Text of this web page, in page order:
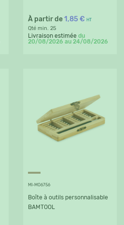
À partir de1,85 € HT
Qté min. 25
Livraison estimée du
20/08/2026 au 24/08/2026
MI-MO6756
Boîte à outils personnalisable
BAMTOOL